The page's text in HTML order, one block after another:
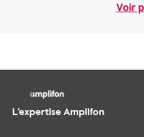
Voir
L'expertise Amplifon